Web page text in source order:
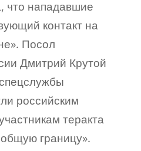
что нападавшие
контакт на
Посол
Дмитрий Крутой
российским
теракта
границу».